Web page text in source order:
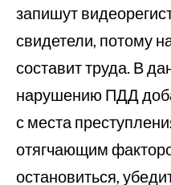
запишут
свидетели, потому
составит труда. В
нарушению ПДД
с места
отягчающим
остановиться,